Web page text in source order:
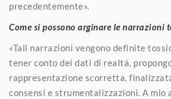
precedentemente».
Come si possono arginare le narrazioni
«Tali narrazioni vengono definite
tener conto dei dati di realtà,
rappresentazione scorretta,
consensi e strumentalizzazioni. A mio